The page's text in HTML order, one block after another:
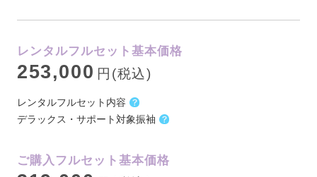
レンタルフルセット基本価格
253,000 円(税込)
レンタルフルセット内容
デラックス・サポート対象振袖
ご購入フルセット基本価格